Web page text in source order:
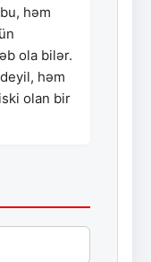
həm
ola bilər.
həm
olan bir